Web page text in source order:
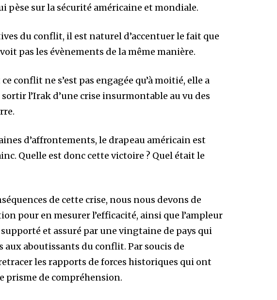
pèse sur la sécurité américaine et mondiale.
du conflit, il est naturel d’accentuer le fait que
pas les évènements de la même manière.
conflit ne s’est pas engagée qu’à moitié, elle a
l’Irak d’une crise insurmontable au vu des
d’affrontements, le drapeau américain est
Quelle est donc cette victoire ? Quel était le
de cette crise, nous nous devons de
pour en mesurer l’efficacité, ainsi que l’ampleur
et assuré par une vingtaine de pays qui
aboutissants du conflit. Par soucis de
les rapports de forces historiques qui ont
prisme de compréhension.